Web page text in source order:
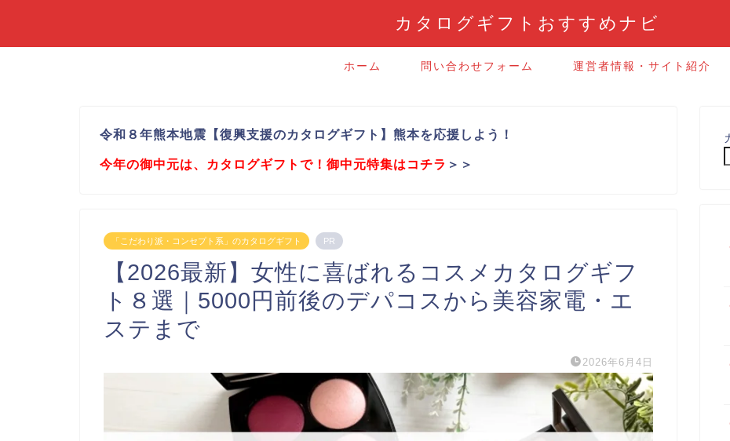
カタログギフトおすすめナビ
ホーム 問い合わせフォーム 運営者情報・サイト紹介
令和８年熊本地震【復興支援のカタログギフト】熊本を応援しよう！
今年の御中元は、カタログギフトで！御中元特集はコチラ ＞＞
「こだわり派・コンセプト系」のカタログギフト PR
【2026最新】女性に喜ばれるコスメカタログギフ
ト８選｜5000円前後のデパコスから美容家電・エ
ステまで
2026年6月4日